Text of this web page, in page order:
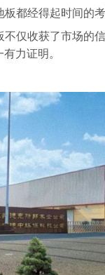
板都经得起时间的
仅收获了市场的
力证明。